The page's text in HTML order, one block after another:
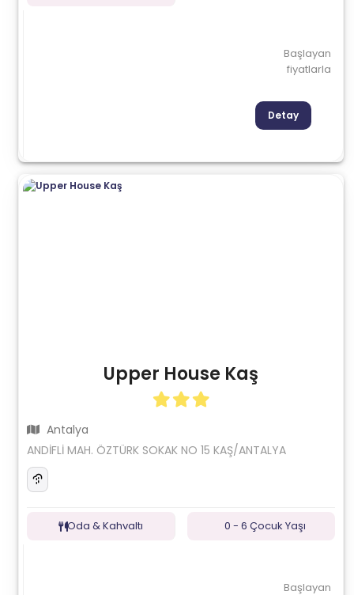
Başlayan
fiyatlarla
Detay
Upper House Kaş
Antalya
ANDİFLİ MAH. ÖZTÜRK SOKAK NO 15 KAŞ/ANTALYA
Oda & Kahvaltı 0 - 6 Çocuk Yaşı
Başlayan